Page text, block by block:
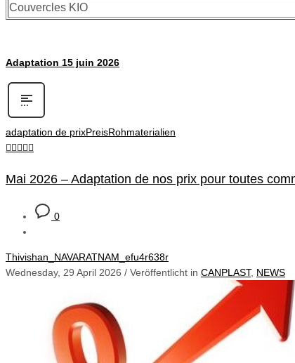
Couvercles KIO
Adaptation 15 juin 2026
adaptation de prixPreisRohmaterialien
Mai 2026 – Adaptation de nos prix pour toutes
0
Thivishan_NAVARATNAM_efu4r638r
Wednesday, 29 April 2026 / Veröffentlicht in CANPLAST, NEWS